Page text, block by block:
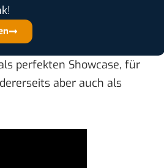
perfekten Showcase, für
aber auch als